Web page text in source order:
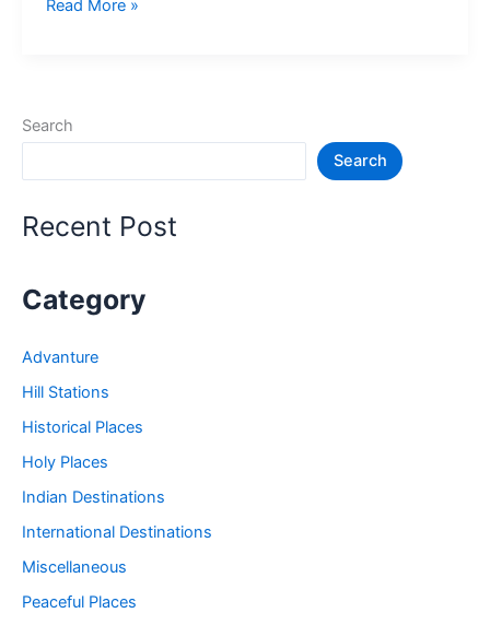
15+
जगह
Places
Read More »
Search
Search
Recent Post
Category
Advanture
Hill Stations
Historical Places
Holy Places
Indian Destinations
International Destinations
Miscellaneous
Peaceful Places